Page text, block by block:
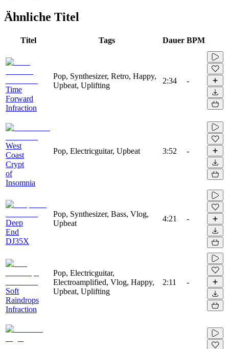
Ähnliche Titel
Titel Tags Dauer BPM
Time
Forward
Infraction
Pop, Synthesizer, Retro, Happy,
Upbeat, Uplifting
2:34 -
West
Coast
Crypt
of
Insomnia
Pop, Electricguitar, Upbeat 3:52 -
Deep
End
DJ35X
Pop, Synthesizer, Bass, Vlog,
Upbeat
4:21 -
Soft
Raindrops
Infraction
Pop, Electricguitar,
Electroamplified, Vlog, Happy,
Upbeat, Uplifting
2:11 -